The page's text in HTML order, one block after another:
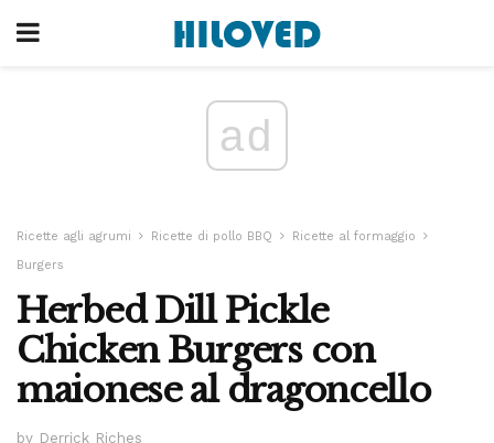
ad
Ricette agli agrumi Ricette di pollo BBQ
Ricette al formaggio
Burgers
Herbed Dill Pickle
Chicken Burgers con
maionese al dragoncello
by Derrick Riches